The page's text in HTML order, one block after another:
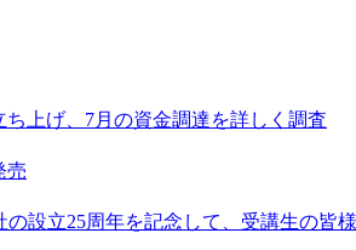
上げ、7月の資金調達を詳しく調査
売
設立25周年を記念して、受講生の皆